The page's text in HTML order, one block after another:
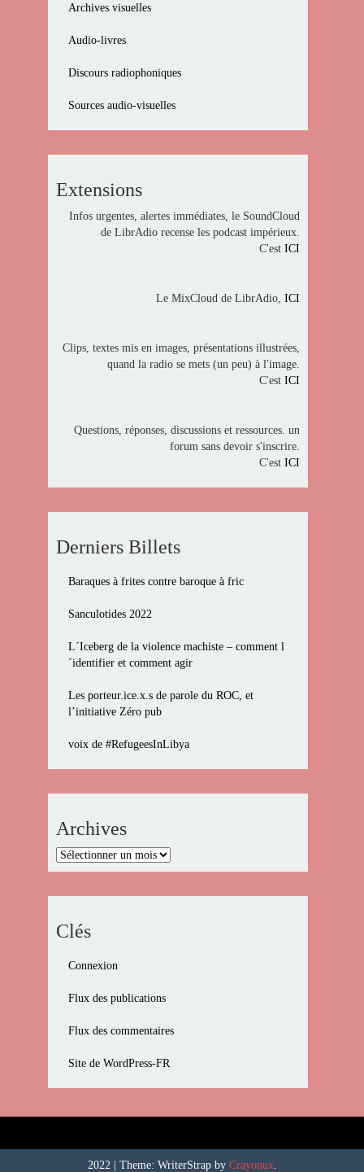
Archives visuelles
Audio-livres
Discours radiophoniques
Sources audio-visuelles
Extensions
Infos urgentes, alertes immédiates, le SoundCloud
de LibrAdio recense les podcast impérieux.
C'est ICI
Le MixCloud de LibrAdio, ICI
Clips, textes mis en images, présentations illustrées,
quand la radio se mets (un peu) à l'image.
C'est ICI
Questions, réponses, discussions et ressources. un
forum sans devoir s'inscrire.
C'est ICI
Derniers Billets
Baraques à frites contre baroque à fric
Sanculotides 2022
L´Iceberg de la violence machiste – comment l
´identifier et comment agir
Les porteur.ice.x.s de parole du ROC, et
l’initiative Zéro pub
voix de #RefugeesInLibya
Archives
Archives
Clés
Connexion
Flux des publications
Flux des commentaires
Site de WordPress-FR
2022 Theme: WriterStrap by Crayonux.